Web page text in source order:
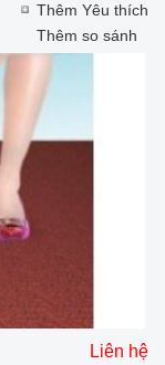
Thêm Yêu thích
Thêm so sánh
Liên hệ